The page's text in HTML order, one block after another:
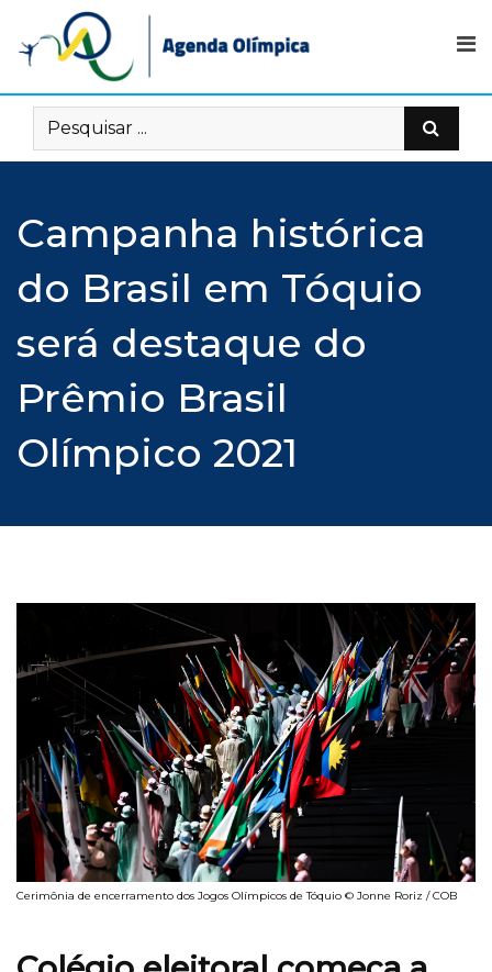
content
Campanha histórica
do Brasil em Tóquio
será destaque do
Prêmio Brasil
Olímpico 2021
Cerimônia de encerramento dos Jogos Olímpicos de Tóquio © Jonne Roriz / COB